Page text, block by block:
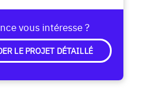
vous intéresse ?
LE PROJET DÉTAILLÉ